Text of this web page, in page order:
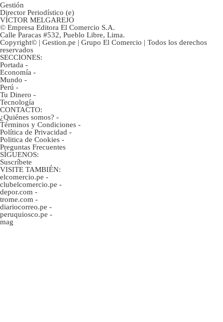
Gestión
Director Periodístico (e)
VÍCTOR MELGAREJO
© Empresa Editora El Comercio S.A.
Calle Paracas #532, Pueblo Libre, Lima.
Copyright© | Gestion.pe | Grupo El Comercio | Todos los derechos
reservados
SECCIONES:
Portada -
Economía -
Mundo -
Perú -
Tu Dinero -
Tecnología
CONTACTO:
¿Quiénes somos? -
Términos y Condiciones -
Política de Privacidad -
Politica de Cookies -
Preguntas Frecuentes
SÍGUENOS:
Suscríbete
VISITE TAMBIÉN:
elcomercio.pe -
clubelcomercio.pe -
depor.com -
trome.com -
diariocorreo.pe -
peruquiosco.pe -
mag